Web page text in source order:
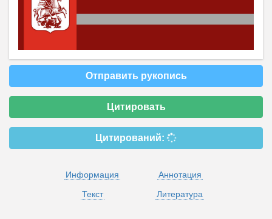
Отправить рукопись
Цитировать
Цитирований:
Информация
Аннотация
Текст
Литература